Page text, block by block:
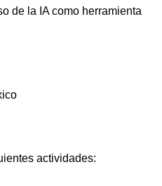
de la IA como herramienta
actividades: